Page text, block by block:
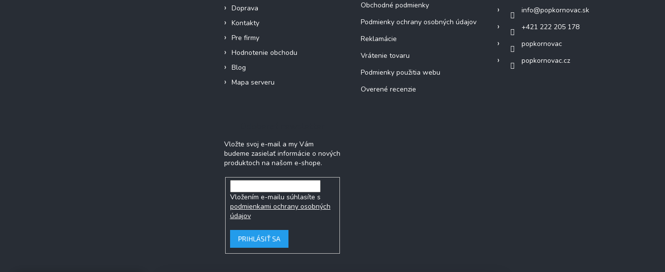
Doprava
Kontakty
Pre firmy
Hodnotenie obchodu
Blog
Mapa serveru
Obchodné podmienky
Podmienky ochrany osobných údajov
Reklamácie
Vrátenie tovaru
Podmienky použitia webu
Overené recenzie
info@popkornovac.sk
+421 222 205 178
popkornovac
popkornovac.cz
Vložte svoj e-mail a my Vám
budeme zasielať informácie o nových
produktoch na našom e-shope.
Vložením e-mailu súhlasíte s
podmienkami ochrany osobných
údajov
PRIHLÁSIŤ SA